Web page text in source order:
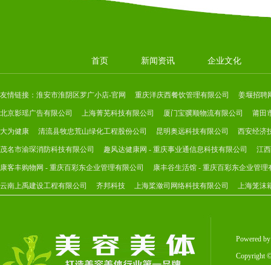
首页 新闻资讯 企业文化
友情链接： 淮安市淮阴区罗广小店-官网 重庆洋庆西餐饮管理有限公司 姜堰招聘
北京影瑶广告有限公司 上海菁芜科技有限公司 厦门宝骥顺物流有限公司 莆田
大为健康 清流县牧忠荒山绿化工程股份公司 昆明奥远科技有限公司 西安经济
茂名市渝琛消防科技有限公司 趣风达健康网 - 重庆事业通信息科技有限公司 江
康客丰购物网 - 重庆百彩东企业管理有限公司 康丰谷生活馆 - 重庆百彩东企业管理
云南上禹建设工程有限公司 齐邦科技 上海桨潋司网络科技有限公司 上海笼沫
Powered
Copyright